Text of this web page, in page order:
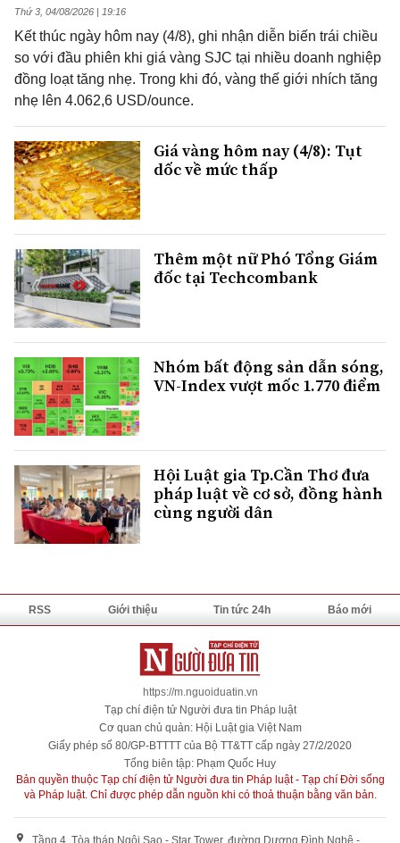
Thứ 3, 04/08/2026 | 19:16
Kết thúc ngày hôm nay (4/8), ghi nhận diễn biến trái chiều
so với đầu phiên khi giá vàng SJC tại nhiều doanh nghiệp
đồng loạt tăng nhẹ. Trong khi đó, vàng thế giới nhích tăng
nhẹ lên 4.062,6 USD/ounce.
Giá vàng hôm nay (4/8): Tụt
dốc về mức thấp
Thêm một nữ Phó Tổng Giám
đốc tại Techcombank
Nhóm bất động sản dẫn sóng,
VN-Index vượt mốc 1.770 điểm
Hội Luật gia Tp.Cần Thơ đưa
pháp luật về cơ sở, đồng hành
cùng người dân
RSS Giới thiệu Tin tức 24h Báo mới
https://m.nguoiduatin.vn
Tạp chí điện tử Người đưa tin Pháp luật
Cơ quan chủ quản: Hội Luật gia Việt Nam
Giấy phép số 80/GP-BTTTT của Bộ TT&TT cấp ngày 27/2/2020
Tổng biên tập: Phạm Quốc Huy
Bản quyền thuộc Tạp chí điện tử Người đưa tin Pháp luật - Tạp chí Đời sống
và Pháp luật. Chỉ được phép dẫn nguồn khi có thoả thuận bằng văn bản.